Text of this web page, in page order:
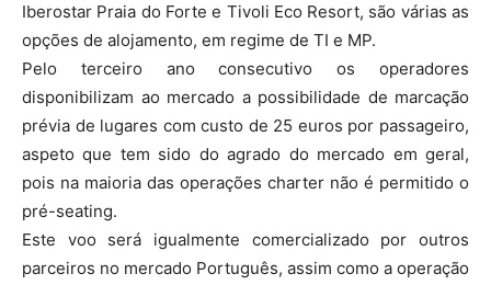
Iberostar Praia do Forte e Tivoli Eco Resort, são várias as
opções de alojamento, em regime de TI e MP.
Pelo terceiro ano consecutivo os operadores
disponibilizam ao mercado a possibilidade de marcação
prévia de lugares com custo de 25 euros por passageiro,
aspeto que tem sido do agrado do mercado em geral,
pois na maioria das operações charter não é permitido o
pré-seating.
Este voo será igualmente comercializado por outros
parceiros no mercado Português, assim como a operação